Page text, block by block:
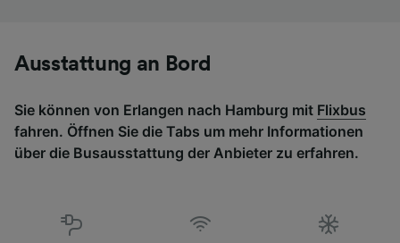
Ausstattung an Bord
Sie können von Erlangen nach Hamburg mit Flixbus
fahren. Öffnen Sie die Tabs um mehr Informationen
über die Busausstattung der Anbieter zu erfahren.